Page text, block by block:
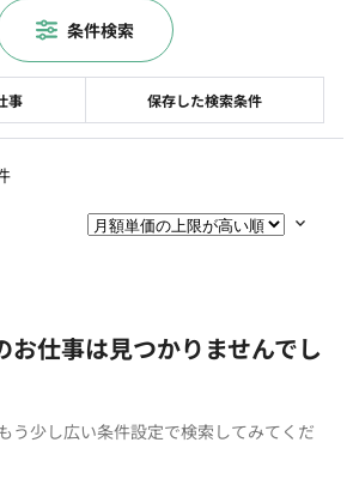
お仕事は見つかりませんでし
う少し広い条件設定で検索してみてくだ
事 保存した検索条件
条件検索